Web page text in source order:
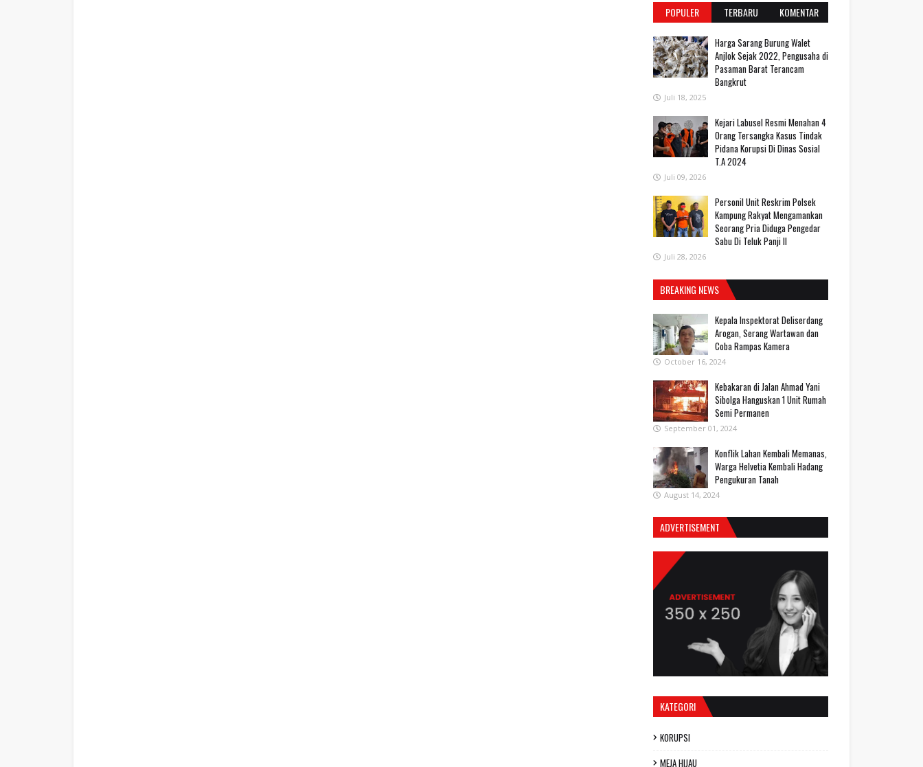
POPULER TERBARU KOMENTAR
Harga Sarang Burung Walet
Anjlok Sejak 2022, Pengusaha di
Pasaman Barat Terancam
Bangkrut
Juli 18, 2025
‎Kejari Labusel Resmi Menahan 4
Orang Tersangka Kasus Tindak
Pidana Korupsi Di Dinas Sosial
T.A 2024
Juli 09, 2026
Personil Unit Reskrim Polsek
Kampung Rakyat Mengamankan
Seorang Pria Diduga Pengedar
Sabu Di Teluk Panji II
Juli 28, 2026
BREAKING NEWS
Kepala Inspektorat Deliserdang
Arogan, Serang Wartawan dan
Coba Rampas Kamera
October 16, 2024
Kebakaran di Jalan Ahmad Yani
Sibolga Hanguskan 1 Unit Rumah
Semi Permanen
September 01, 2024
Konflik Lahan Kembali Memanas,
Warga Helvetia Kembali Hadang
Pengukuran Tanah
August 14, 2024
ADVERTISEMENT
KATEGORI
KORUPSI
MEJA HIJAU